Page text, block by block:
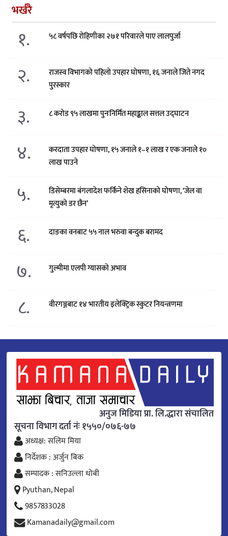
भर्खरै
१. ५८ वर्षपछि रोहिणीका २७१ परिवारले पाए लालपुर्जा
२.
राजस्व विभागको पहिलो उपहार घोषणा, १६ जनाले जिते नगद
पुरस्कार
३. ८ करोड ९५ लाखमा पुनःनिर्मित महाङ्काल सत्तल उद्घाटन
४.
करदाता उपहार घोषणा, १५ जनाले १–१ लाख र एक जनाले १०
लाख पाउने
५.
डिसेम्बरमा बंगलादेश फर्किने शेख हसिनाको घोषणा, ‘जेल वा
मृत्युको डर छैन’
६. दाङका वनबाट ५५ नाल भरुवा बन्दुक बरामद
७. गुल्मीमा एलपी ग्यासको अभाव
८. वीरगञ्जबाट १४ भारतीय इलेक्ट्रिक स्कुटर नियन्त्रणमा
अनुज मिडिया प्रा. लि.द्धारा संचालित
सूचना विभाग दर्ता नंः १५५०/०७६-७७
अध्यक्ष: सलिम मिया
निर्देशक : अर्जुन बिक
सम्पादक : सनिउल्ला धोबी
Pyuthan, Nepal
9857833028
Kamanadaily@gmail.com